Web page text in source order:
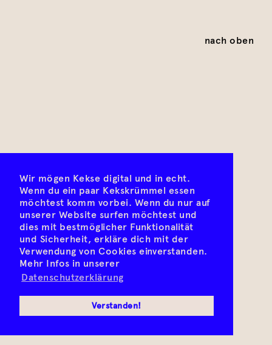
Wir mögen Kekse digital und in echt.
Wenn du ein paar Kekskrümmel essen
möchtest komm vorbei. Wenn du nur auf
unserer Website surfen möchtest und
dies mit bestmöglicher Funktionalität
und Sicherheit, erkläre dich mit der
Verwendung von Cookies einverstanden.
Mehr Infos in unserer
Datenschutzerklärung
Verstanden!
nach oben